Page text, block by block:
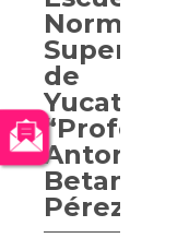
Normal
Superior
de
Yucatán
“Profesor
Antonio
Betancourt
Pérez”